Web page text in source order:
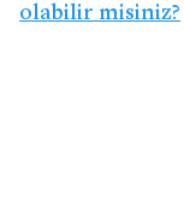
olabilir misiniz?